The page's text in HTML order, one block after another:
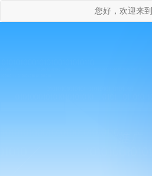
您好，欢迎来